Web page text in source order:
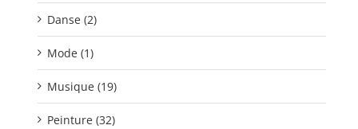
Danse (2)
Mode (1)
Musique (19)
Peinture (32)